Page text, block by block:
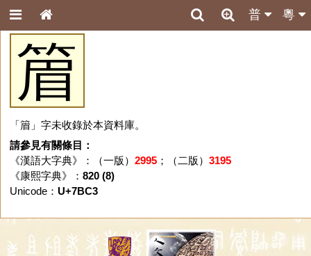
粵
普
篃
「篃」字未收錄於本資料庫。
請參見有關條目：
《漢語大字典》：（一版） 2995；（二版） 3195
《康熙字典》： 820 (8)
Unicode： U+7BC3